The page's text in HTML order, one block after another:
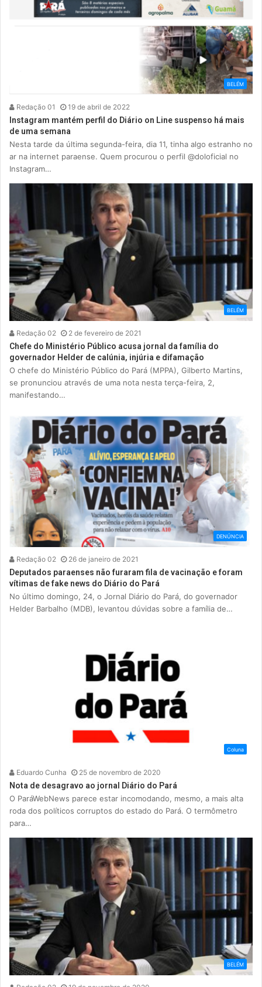
BELÉM
Redação 01 19 de abril de 2022
Instagram mantém perfil do Diário on Line suspenso há mais
de uma semana
Nesta tarde da última segunda-feira, dia 11, tinha algo estranho no
ar na internet paraense. Quem procurou o perfil @doloficial no
Instagram…
BELÉM
Redação 02 2 de fevereiro de 2021
Chefe do Ministério Público acusa jornal da família do
governador Helder de calúnia, injúria e difamação
O chefe do Ministério Público do Pará (MPPA), Gilberto Martins,
se pronunciou através de uma nota nesta terça-feira, 2,
manifestando…
DENÚNCIA
Redação 02 26 de janeiro de 2021
Deputados paraenses não furaram fila de vacinação e foram
vítimas de fake news do Diário do Pará
No último domingo, 24, o Jornal Diário do Pará, do governador
Helder Barbalho (MDB), levantou dúvidas sobre a família de…
Coluna
Eduardo Cunha 25 de novembro de 2020
Nota de desagravo ao jornal Diário do Pará
O ParáWebNews parece estar incomodando, mesmo, a mais alta
roda dos políticos corruptos do estado do Pará. O termômetro
para…
BELÉM